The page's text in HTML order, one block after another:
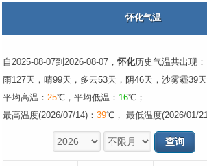
怀化气温
自2025-08-07到2026-08-07，怀化历史气温共出现：
雨127天，晴99天，多云53天，阴46天，沙雾霾39天
平均高温： 25℃，平均低温： 16℃；
最高温度(2026/07/14)： 39℃， 最低温度(2026/01/